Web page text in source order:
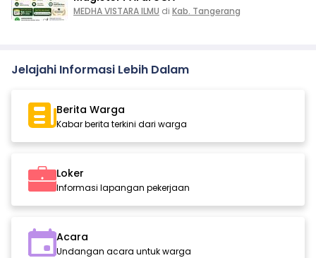
MEDHA VISTARA ILMU di Kab. Tangerang
Jelajahi Informasi Lebih Dalam
Berita Warga
Kabar berita terkini dari warga
Loker
Informasi lapangan pekerjaan
Acara
Undangan acara untuk warga